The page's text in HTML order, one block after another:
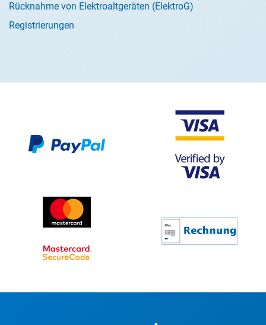
Rücknahme von Elektroaltgeräten (ElektroG)
Registrierungen